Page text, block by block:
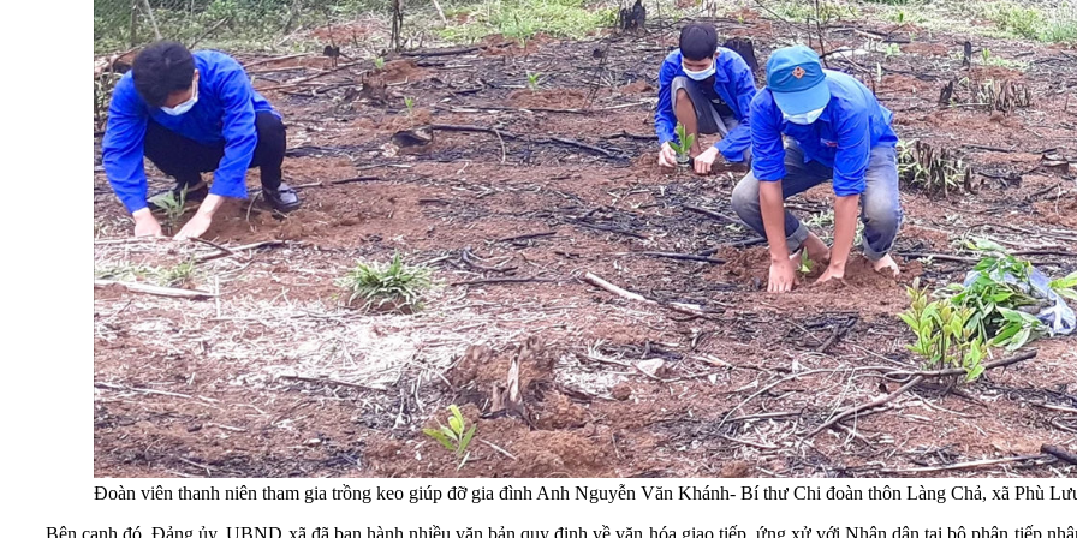
Đoàn viên thanh niên tham gia trồng keo giúp đỡ gia đình Anh Nguyễn Văn Khánh- Bí thư Chi đoàn thôn Làng Chả, xã Phù
Bên cạnh đó, Đảng ủy, UBND xã đã ban hành nhiều văn bản quy định về văn hóa giao tiếp, ứng xử với Nhân dân tại bộ phận tiếp